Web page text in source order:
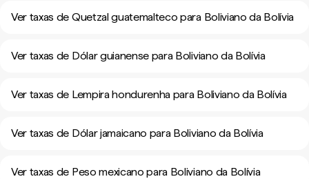
Ver taxas de Quetzal guatemalteco para Boliviano da Bolívia
Ver taxas de Dólar guianense para Boliviano da Bolívia
Ver taxas de Lempira hondurenha para Boliviano da Bolívia
Ver taxas de Dólar jamaicano para Boliviano da Bolívia
Ver taxas de Peso mexicano para Boliviano da Bolívia